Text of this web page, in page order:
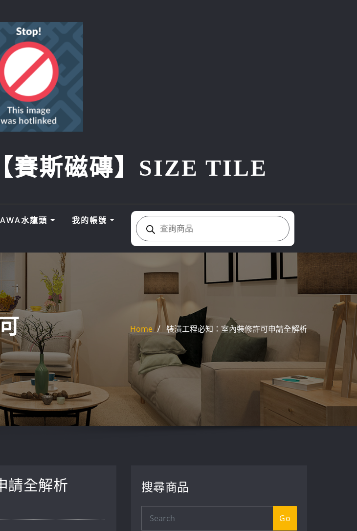
賽斯磁磚】SIZE TILE
AWA水龍頭 我的帳號 Products
search
Home 裝潢工程必知：室內裝修許可申請全解析
請全解析 搜尋商品
Go